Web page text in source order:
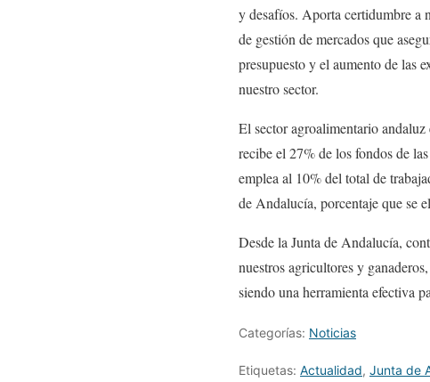
y desafíos. Aporta certidumbre a
de gestión de mercados que
presupuesto y el aumento de las
nuestro sector.
El sector agroalimentario
recibe el 27% de los fondos de
emplea al 10% del total de
de Andalucía, porcentaje que se
Desde la Junta de Andalucía,
nuestros agricultores y
siendo una herramienta efectiva
Categorías: Noticias
Etiquetas: Actualidad, Junta de